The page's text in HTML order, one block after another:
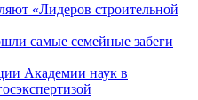
«Лидеров строительной
самые семейные забеги
Академии наук в